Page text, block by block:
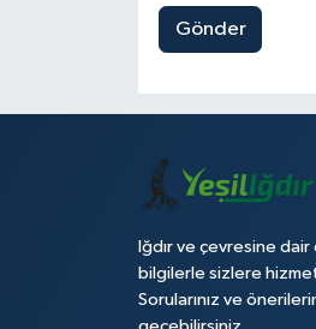
Gönder
Iğdır ve çevresine
bilgilerle sizlere
Sorularınız ve